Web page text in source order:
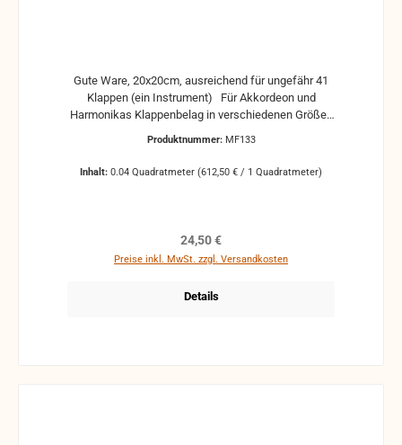
Gute Ware, 20x20cm, ausreichend für ungefähr 41
Klappen (ein Instrument) Für Akkordeon und
Harmonikas Klappenbelag in verschiedenen Größen
Klappenbeläge nicht in die richtige Passform zu. Sie
Produktnummer: MF133
Inhalt: 0.04 Quadratmeter (612,50 € / 1 Quadratmeter)
Regulärer Preis:
24,50 €
Preise inkl. MwSt. zzgl. Versandkosten
Details